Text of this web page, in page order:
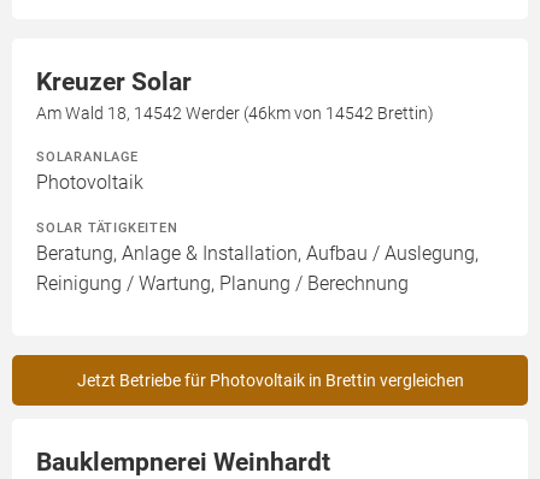
Kreuzer Solar
Am Wald 18, 14542 Werder (46km von 14542 Brettin)
SOLARANLAGE
Photovoltaik
SOLAR TÄTIGKEITEN
Beratung, Anlage & Installation, Aufbau / Auslegung,
Reinigung / Wartung, Planung / Berechnung
Jetzt Betriebe für Photovoltaik in Brettin vergleichen
Bauklempnerei Weinhardt